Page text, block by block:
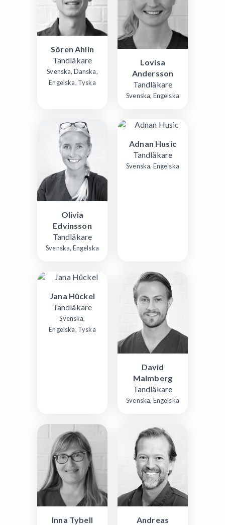
Sören Ahlin
Tandläkare
Svenska, Danska,
Engelska, Tyska
Lovisa
Andersson
Tandläkare
Svenska, Engelska
Olivia
Edvinsson
Tandläkare
Svenska, Engelska
Adnan Husic
Tandläkare
Svenska, Engelska
Jana Hückel
Tandläkare
Svenska,
Engelska, Tyska
David
Malmberg
Tandläkare
Svenska, Engelska
Inna Tybell
Andreas